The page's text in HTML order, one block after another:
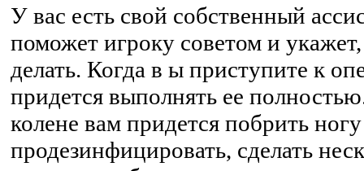
У вас есть свой собственный
поможет игроку советом и
делать. Когда в ы приступите к
придется выполнять ее
колене вам придется побрить
продезинфицировать, сделать